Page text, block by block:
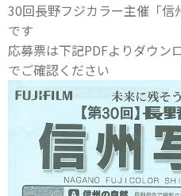
30回長野フジカラー主催「
です
応募票は下記PDFよりダウン
でご確認ください